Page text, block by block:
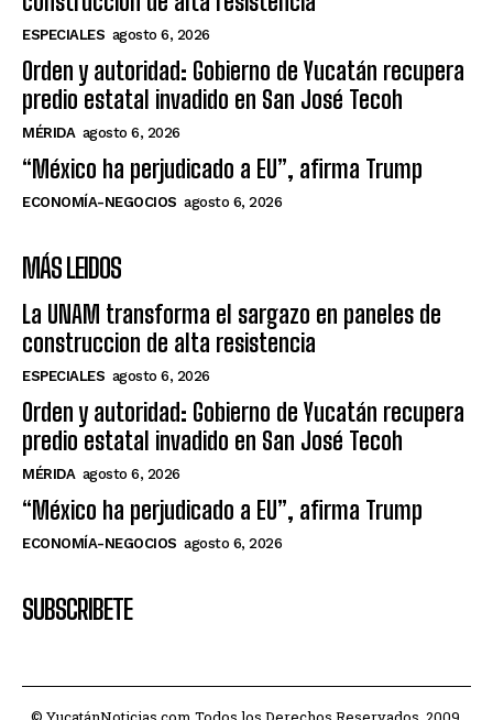
ESPECIALES agosto 6, 2026
Orden y autoridad: Gobierno de Yucatán recupera
predio estatal invadido en San José Tecoh
MÉRIDA agosto 6, 2026
“México ha perjudicado a EU”, afirma Trump
ECONOMÍA-NEGOCIOS agosto 6, 2026
MÁS LEIDOS
La UNAM transforma el sargazo en paneles de
construccion de alta resistencia
ESPECIALES agosto 6, 2026
Orden y autoridad: Gobierno de Yucatán recupera
predio estatal invadido en San José Tecoh
MÉRIDA agosto 6, 2026
“México ha perjudicado a EU”, afirma Trump
ECONOMÍA-NEGOCIOS agosto 6, 2026
SUBSCRIBETE